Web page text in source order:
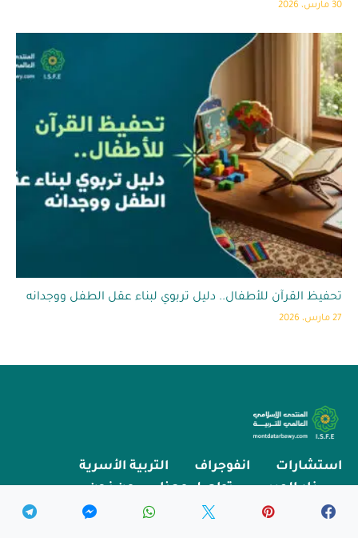
30 مارس، 2026
تحفيظ القرآن للأطفال.. دليل تربوي لبناء عقل الطفل ووجدانه
27 مارس، 2026
استشارات انفوجراف
التربية الأسرية
زاد المربي
تواصل معنا من نحن